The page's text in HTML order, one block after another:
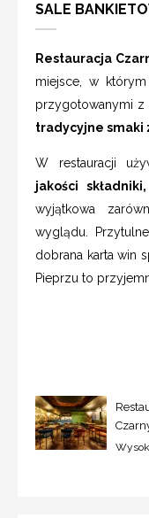
SALE
Restauracja
miejsce, w
przygotowanymi z
tradycyjne smaki
W restauracji
jakości składniki,
wyjątkowa
wyglądu.
dobrana karta win
Pieprzu to